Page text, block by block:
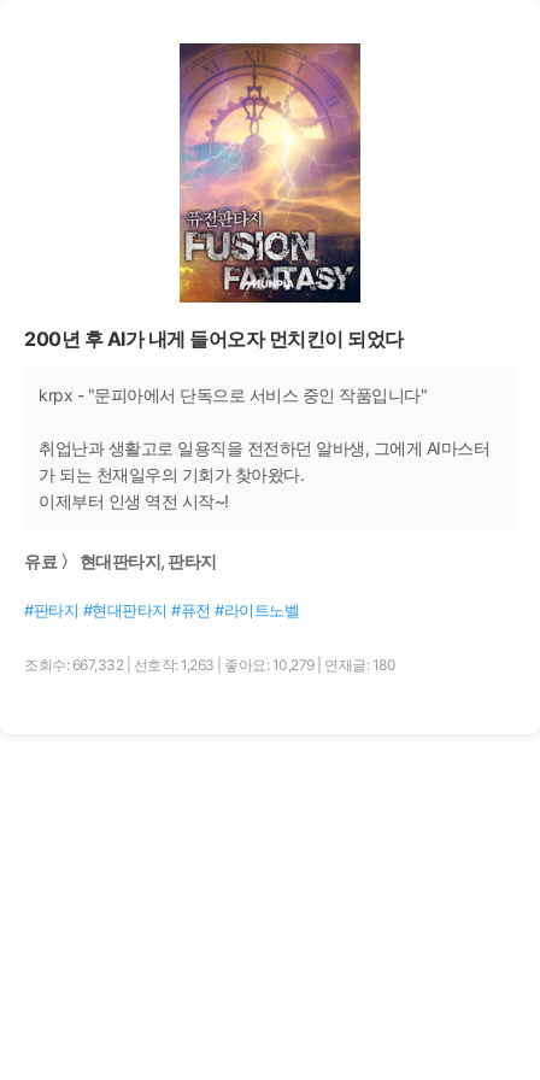
200년 후 AI가 내게 들어오자 먼치킨이 되었다
krpx - "문피아에서 단독으로 서비스 중인 작품입니다"
취업난과 생활고로 일용직을 전전하던 알바생, 그에게 AI마스터
가 되는 천재일우의 기회가 찾아왔다.
이제부터 인생 역전 시작~!
유료 〉 현대판타지, 판타지
#판타지 #현대판타지 #퓨전 #라이트노벨
조회수: 667,332 선호작: 1,263 좋아요: 10,279 연재글: 180